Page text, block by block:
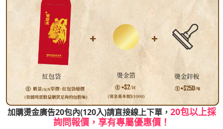
加購燙金廣告20包內(120入)請直接線上下單， 20包以上採
詢問報價，享有專屬優惠價！